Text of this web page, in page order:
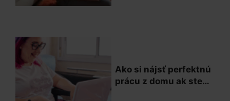
Ako si nájsť perfektnú
prácu z domu ak ste